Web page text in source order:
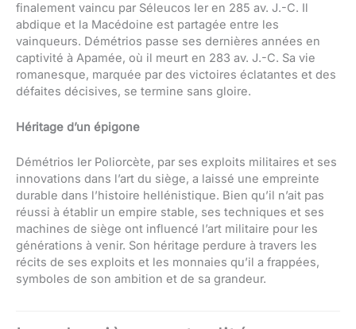
finalement vaincu par Séleucos Ier en 285 av. J.-C. Il
abdique et la Macédoine est partagée entre les
vainqueurs. Démétrios passe ses dernières années en
captivité à Apamée, où il meurt en 283 av. J.-C. Sa vie
romanesque, marquée par des victoires éclatantes et des
défaites décisives, se termine sans gloire.
Héritage d’un épigone
Démétrios Ier Poliorcète, par ses exploits militaires et ses
innovations dans l’art du siège, a laissé une empreinte
durable dans l’histoire hellénistique. Bien qu’il n’ait pas
réussi à établir un empire stable, ses techniques et ses
machines de siège ont influencé l’art militaire pour les
générations à venir. Son héritage perdure à travers les
récits de ses exploits et les monnaies qu’il a frappées,
symboles de son ambition et de sa grandeur.